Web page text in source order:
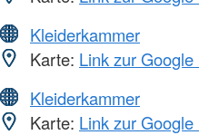
Kleiderkammer
Karte: Link zur
Kleiderkammer
Karte: Link zur